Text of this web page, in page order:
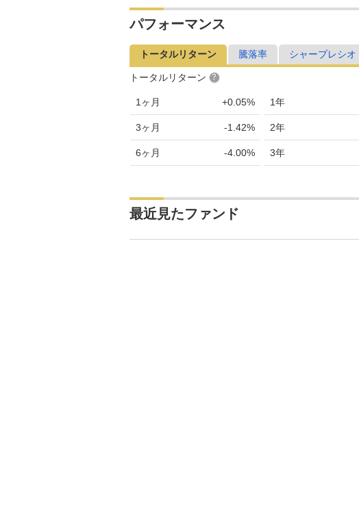
パフォーマンス
トータルリターン 騰落率 シャープレシオ
トータルリターン
1ヶ月 +0.05%
3ヶ月 -1.42%
6ヶ月 -4.00%
1年
2年
3年
最近見たファンド